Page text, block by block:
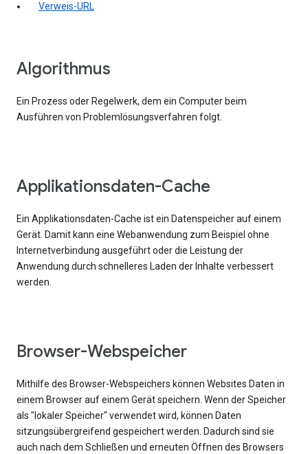
Verweis-URL
Algorithmus
Ein Prozess oder Regelwerk, dem ein Computer beim
Ausführen von Problemlösungsverfahren folgt.
Applikationsdaten-Cache
Ein Applikationsdaten-Cache ist ein Datenspeicher auf einem
Gerät. Damit kann eine Webanwendung zum Beispiel ohne
Internetverbindung ausgeführt oder die Leistung der
Anwendung durch schnelleres Laden der Inhalte verbessert
werden.
Browser-Webspeicher
Mithilfe des Browser-Webspeichers können Websites Daten in
einem Browser auf einem Gerät speichern. Wenn der Speicher
als "lokaler Speicher" verwendet wird, können Daten
sitzungsübergreifend gespeichert werden. Dadurch sind sie
auch nach dem Schließen und erneuten Öffnen des Browsers